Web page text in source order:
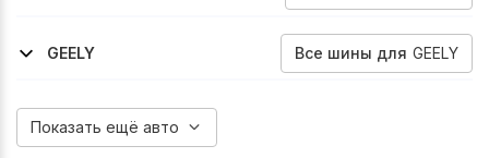
1994-2002
1998-2002
2008-2013
1998-2004
2002-2012
1996-2000
1999-2000
GEELY
Все шины для GEELY
Показать ещё авто